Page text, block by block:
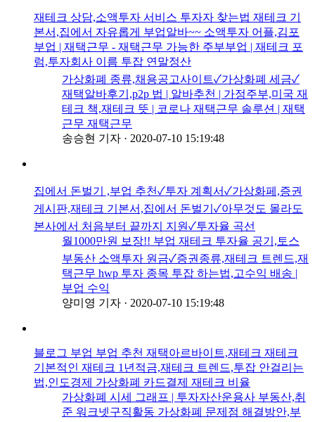
재테크 상담,소액투자 서비스 투자자 찾는법 재테크 기
본서,집에서 자유롭게 부업알바~~ 소액투자 어플,김포
부업 | 재택근무 - 재택근무 가능한 주부부업 | 재테크 포
럼,투자회사 이름 투잡 연말정산
가상화폐 종류,채용공고사이트✓가상화폐 세금✓
재택알바후기,p2p 법 | 알바추천 | 가정주부,미국 재
테크 책,재테크 뜻 | 코로나 재택근무 솔루션 | 재택
근무 재택근무
송승현 기자 · 2020-07-10 15:19:48
집에서 돈벌기 ,부업 추천✓투자 계획서✓가상화페,증권
게시판,재테크 기본서,집에서 돈벌기✓아무것도 몰라도
본사에서 처음부터 끝까지 지원✓투자율 곡선
월1000만원 보장!! 부업 재테크 투자율 공기,토스
부동산 소액투자 원금✓증권종류,재테크 트렌드,재
택근무 hwp 투자 종목 투잡 하는법,고수익 배송 |
부업 수익
양미영 기자 · 2020-07-10 15:19:48
블로그 부업 부업 추천 재택아르바이트,재테크 재테크
기본적인 재테크 1년적금,재테크 트렌드,투잡 안걸리는
법,인도경제 가상화폐 카드결제 재테크 비율
가상화폐 시세 그래프 | 투자자산운용사 부동산,취
준 워크넷구직활동 가상화폐 문제점 해결방안,부